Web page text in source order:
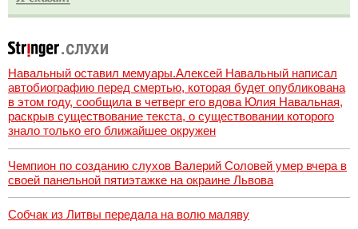
Навальный оставил мемуары.Алексей Навальный написал
автобиографию перед смертью, которая будет опубликована
в этом году, сообщила в четверг его вдова Юлия Навальная,
раскрыв существование текста, о существовании которого
знало только его ближайшее окружен
Чемпион по созданию слухов Валерий Соловей умер вчера в
своей панельной пятиэтажке на окраине Львова
Собчак из Литвы передала на волю маляву